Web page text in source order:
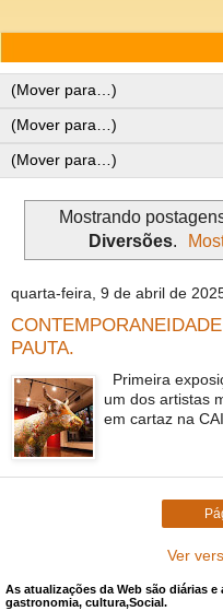
Mostrando
Diversões.
quarta-feira, 9 de abril de
PAUTA.
Primeira
um dos artistas
em cartaz na
Ver
As atualizações da Web são diárias
gastronomia, cultura,Social.